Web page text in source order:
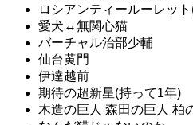
ロシアンティールーレッ
愛犬↔︎無関心猫
バーチャル治部少輔
仙台黄門
伊達越前
期待の超新星(持って1年)
木造の巨人 森田の巨人 柏